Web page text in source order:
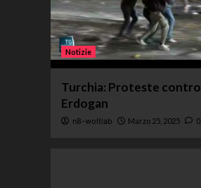
Notizie
Turchia: Proteste contro
Erdogan
n8-woltlab Marzo 25, 2025 0